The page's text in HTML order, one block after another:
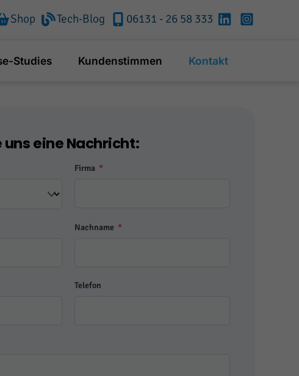
Shop Tech-Blog 06131 - 26 58 333
RheinMainTech
LinkedIn
Studies Kundenstimmen Kontakt
uns eine Nachricht:
Firma *
Nachname *
Telefon